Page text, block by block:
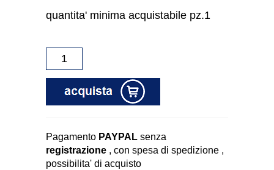
quantita' minima acquistabile pz.1
Pagamento PAYPAL senza
registrazione , con spesa di spedizione ,
possibilita' di acquisto